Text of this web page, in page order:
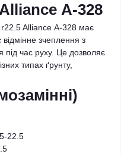
А-328
Alliance А-328 має
зчеплення з
час руху. Це дозволяє
типах ґрунту,
22.5